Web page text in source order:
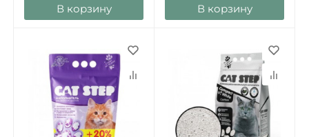
В корзину В корзину